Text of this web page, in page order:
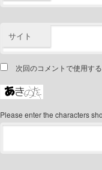
サイト
次回のコメントで使用す
Please enter the characters